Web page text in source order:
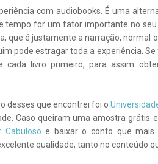
com audiobooks. É uma
tempo for um fator importante no
que é justamente a narração, normal
pode estragar toda a experiência.
cada livro primeiro, para assim
desses que encontrei foi o
Caso queiram uma amostra grátis
Cabuloso e baixar o conto que mais
qualidade, tanto no conteúdo